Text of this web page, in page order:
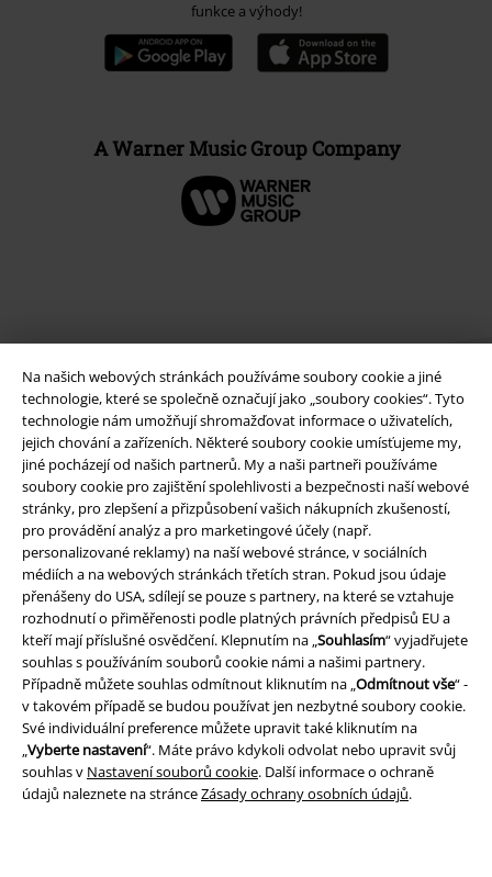
Na našich webových stránkách používáme soubory cookie a jiné
technologie, které se společně označují jako „soubory cookies“. Tyto
technologie nám umožňují shromažďovat informace o uživatelích,
jejich chování a zařízeních. Některé soubory cookie umísťujeme my,
jiné pocházejí od našich partnerů. My a naši partneři používáme
soubory cookie pro zajištění spolehlivosti a bezpečnosti naší webové
stránky, pro zlepšení a přizpůsobení vašich nákupních zkušeností,
pro provádění analýz a pro marketingové účely (např.
personalizované reklamy) na naší webové stránce, v sociálních
médiích a na webových stránkách třetích stran. Pokud jsou údaje
přenášeny do USA, sdílejí se pouze s partnery, na které se vztahuje
rozhodnutí o přiměřenosti podle platných právních předpisů EU a
kteří mají příslušné osvědčení. Klepnutím na „Souhlasím“ vyjadřujete
souhlas s používáním souborů cookie námi a našimi partnery.
Případně můžete souhlas odmítnout kliknutím na „Odmítnout vše“ -
v takovém případě se budou používat jen nezbytné soubory cookie.
Své individuální preference můžete upravit také kliknutím na
„Vyberte nastavení“. Máte právo kdykoli odvolat nebo upravit svůj
souhlas v Nastavení souborů cookie. Další informace o ochraně
údajů naleznete na stránceZásady ochrany osobních údajů.
funkce a výhody!
A Warner Music Group Company
Právní informace
Podmínky
Prohlášení
Ochrana osobních údajů
Likvidace odpadu a ochrana životního prostředí
Prohlášení o shodě
Informace o přístupnosti
Nastavení souborů cookie